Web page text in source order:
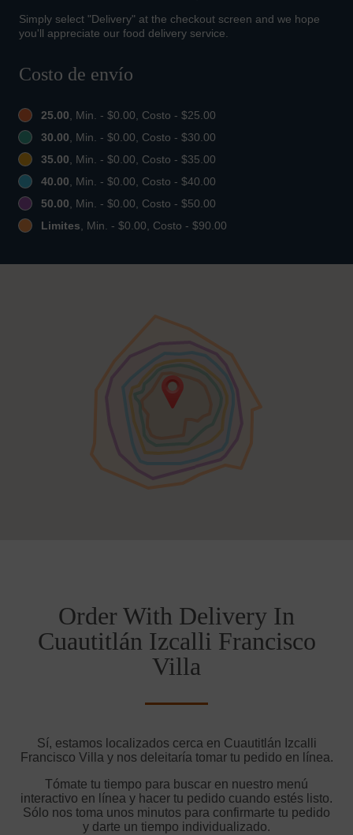
Simply select "Delivery" at the checkout screen and we hope
you'll appreciate our food delivery service.
Costo de envío
25.00, Min. - $0.00, Costo - $25.00
30.00, Min. - $0.00, Costo - $30.00
35.00, Min. - $0.00, Costo - $35.00
40.00, Min. - $0.00, Costo - $40.00
50.00, Min. - $0.00, Costo - $50.00
Limites, Min. - $0.00, Costo - $90.00
Order With Delivery In
Cuautitlán Izcalli Francisco
Villa
Sí, estamos localizados cerca en Cuautitlán Izcalli
Francisco Villa y nos deleitaría tomar tu pedido en línea.
Tómate tu tiempo para buscar en nuestro menú
interactivo en línea y hacer tu pedido cuando estés listo.
Sólo nos toma unos minutos para confirmarte tu pedido
y darte un tiempo individualizado.